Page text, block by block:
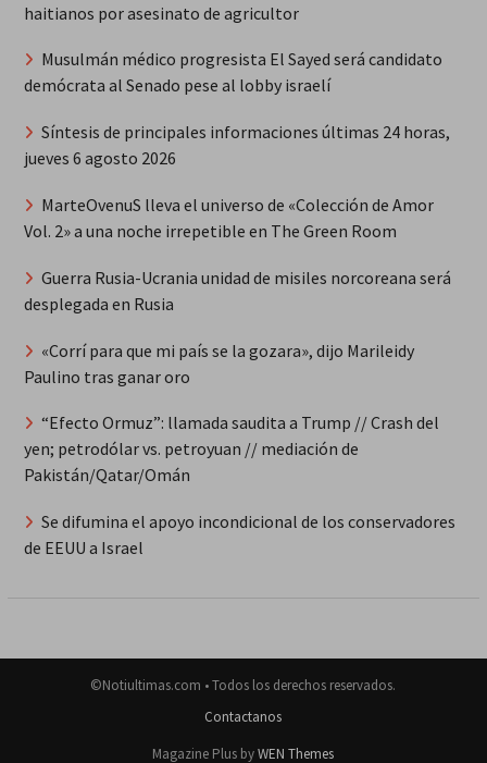
haitianos por asesinato de agricultor
Musulmán médico progresista El Sayed será candidato
demócrata al Senado pese al lobby israelí
Síntesis de principales informaciones últimas 24 horas,
jueves 6 agosto 2026
MarteOvenuS lleva el universo de «Colección de Amor
Vol. 2» a una noche irrepetible en The Green Room
Guerra Rusia-Ucrania unidad de misiles norcoreana será
desplegada en Rusia
«Corrí para que mi país se la gozara», dijo Marileidy
Paulino tras ganar oro
“Efecto Ormuz”: llamada saudita a Trump // Crash del
yen; petrodólar vs. petroyuan // mediación de
Pakistán/Qatar/Omán
Se difumina el apoyo incondicional de los conservadores
de EEUU a Israel
©Notiultimas.com • Todos los derechos reservados.
Contactanos
Magazine Plus byWEN Themes